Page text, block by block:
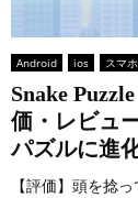
Android ios スマ
Snake
価・レビュ
パズルに進
【評価】頭を捻